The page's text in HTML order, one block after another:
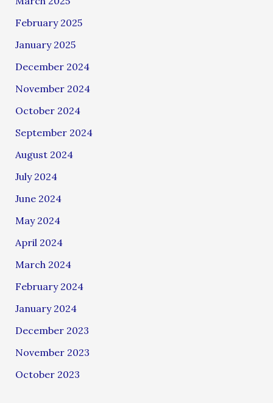
February 2025
January 2025
December 2024
November 2024
October 2024
September 2024
August 2024
July 2024
June 2024
May 2024
April 2024
March 2024
February 2024
January 2024
December 2023
November 2023
October 2023